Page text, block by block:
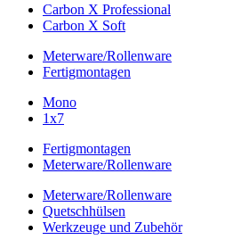
Carbon X Professional
Carbon X Soft
Meterware/Rollenware
Fertigmontagen
Mono
1x7
Fertigmontagen
Meterware/Rollenware
Meterware/Rollenware
Quetschhülsen
Werkzeuge und Zubehör